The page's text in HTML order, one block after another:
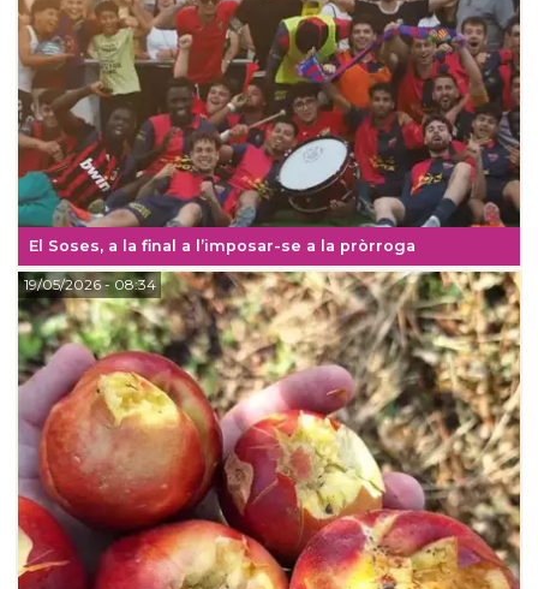
El Soses, a la final a l’imposar-se a la pròrroga
19/05/2026- 08:34